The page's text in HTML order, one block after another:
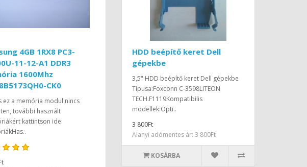
4GB 1RX8 PC3-
11-12-A1 DDR3
1600Mhz
CK0
ez a memória modul nincs
további használt
kattintson ide:
HDD beépítő keret Dell
gépekbe
3,5" HDD beépítő keret Dell gépekbe
Típusa:Foxconn C-3598LITEON
TECH.F1119Kompatibilis
modellek:Opti..
3 800Ft
Alanyi adómentes ár: 3 800Ft
KOSÁRBA